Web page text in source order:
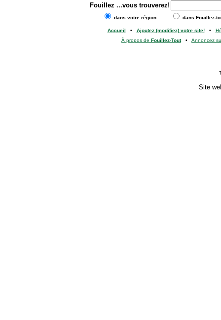
Fouillez ...vous trouverez!
dans votre région dans Fouillez-
Accueil • Ajoutez (modifiez) votre site!•
À propos de Fouillez-Tout• Annoncez
Site